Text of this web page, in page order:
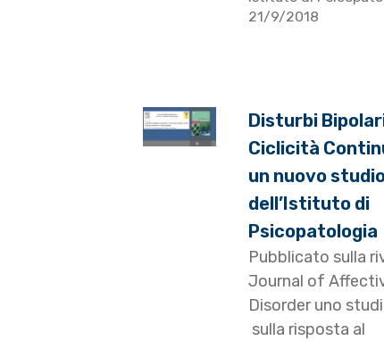
21/9/2018
Disturbi
Ciclicità
un nuovo
dell’Istituto di
Psicopatologia
Pubblicato sulla
Journal of
Disorder uno
sulla risposta al